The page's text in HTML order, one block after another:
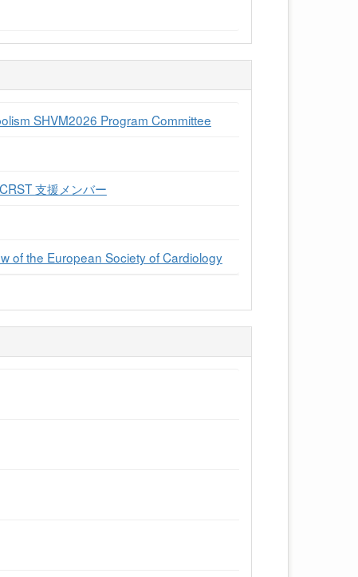
SHVM2026 Program Committee
支援メンバー
of the European Society of Cardiology